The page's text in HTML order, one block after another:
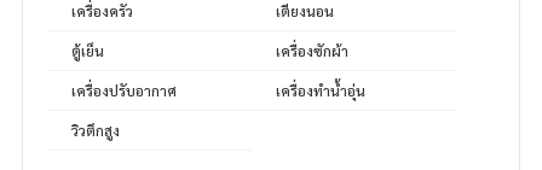
เครื่องครัว เตียงนอน
ตู้เย็น เครื่องซักผ้า
เครื่องปรับอากาศ เครื่องทำน้ำอุ่น
วิวตึกสูง